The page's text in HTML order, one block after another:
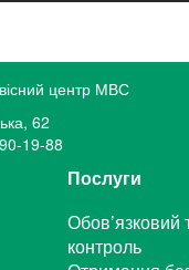
центр МВС
62
19-88
Послуги
Обов’язковий
контроль